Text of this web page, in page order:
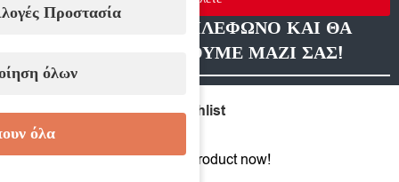
ΑΦΗΣΤΕ ΜΑΣ ΤΗΛΕΦΩΝΟ ΚΑΙ ΘΑ
ΕΠΙΚΟΙΝΩΝΗΣΟΥΜΕ ΜΑΖΙ ΣΑΣ!
Compare Add to wishlist
3 People watching this product now!
Προστασία
όλων
όλα